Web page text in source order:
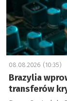
08.08.2026 (10:35)
Brazylia
transferów